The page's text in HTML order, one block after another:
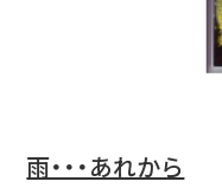
雨・・・あれから